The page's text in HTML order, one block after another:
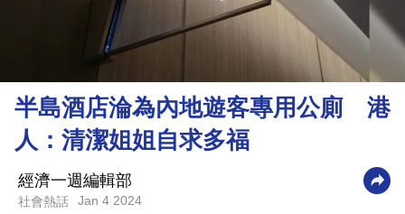
樓
市
理
財
商
業
科
半島酒店淪為內地遊客專用公廁 港
人：清潔姐姐自求多福
經濟一週編輯部
社會熱話 Jan 4 2024